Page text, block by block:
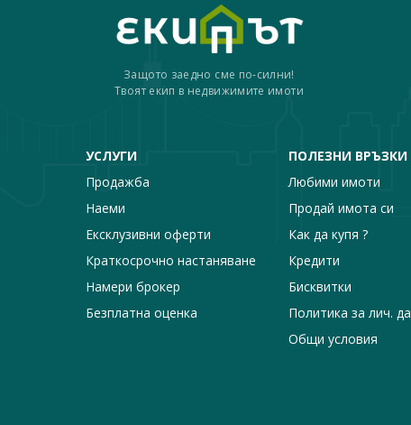
Защото заедно сме по-силни!
Твоят екип в недвижимите имоти
УСЛУГИ
Продажба
Наеми
Ексклузивни оферти
Краткосрочно настаняване
Намери брокер
Безплатна оценка
ПОЛЕЗНИ ВРЪЗКИ
Любими имоти
Продай имота си
Как да купя ?
Кредити
Бисквитки
Политика за лич.
Общи условия